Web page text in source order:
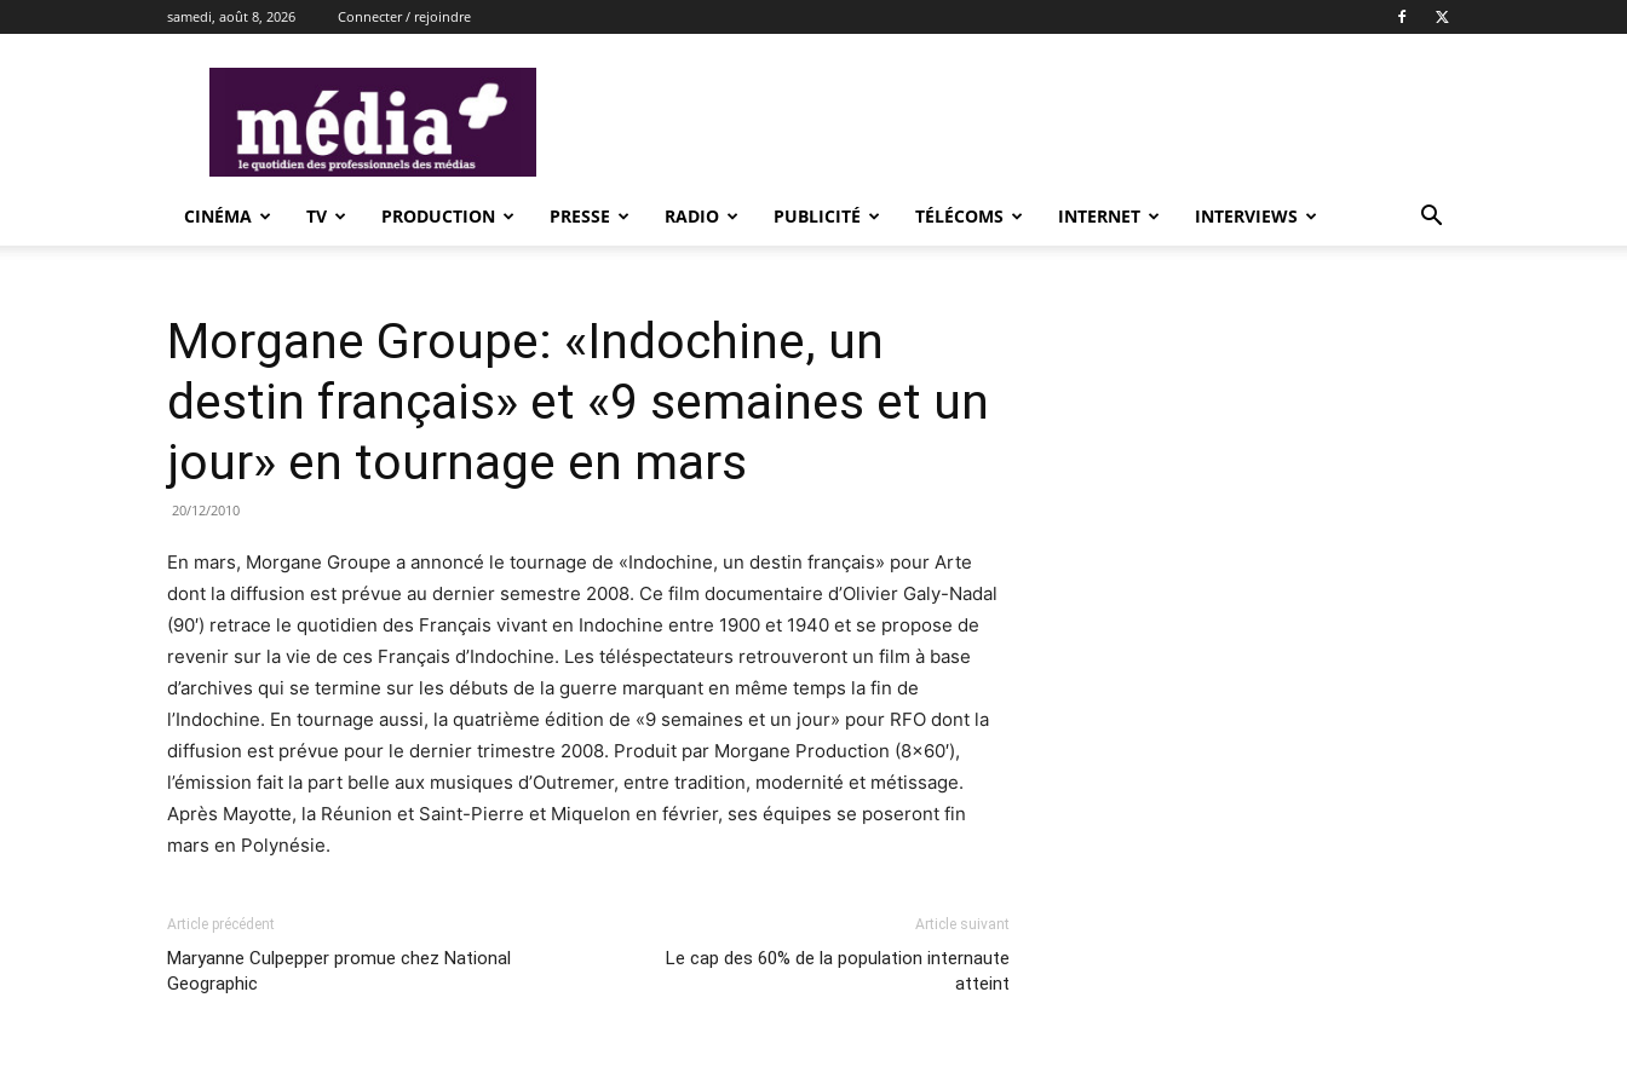
samedi, août 8, 2026 Connecter / rejoindre
CINÉMA TV PRODUCTION PRESSE RADIO PUBLICITÉ TÉLÉCOMS INTERNET INTERVIEWS
Morgane Groupe: «Indochine, un
destin français» et «9 semaines et un
jour» en tournage en mars
20/12/2010
En mars, Morgane Groupe a annoncé le tournage de «Indochine, un destin français» pour Arte
dont la diffusion est prévue au dernier semestre 2008. Ce film documentaire d’Olivier Galy-Nadal
(90′) retrace le quotidien des Français vivant en Indochine entre 1900 et 1940 et se propose de
revenir sur la vie de ces Français d’Indochine. Les téléspectateurs retrouveront un film à base
d’archives qui se termine sur les débuts de la guerre marquant en même temps la fin de
l’Indochine. En tournage aussi, la quatrième édition de «9 semaines et un jour» pour RFO dont la
diffusion est prévue pour le dernier trimestre 2008. Produit par Morgane Production (8×60′),
l’émission fait la part belle aux musiques d’Outremer, entre tradition, modernité et métissage.
Après Mayotte, la Réunion et Saint-Pierre et Miquelon en février, ses équipes se poseront fin
mars en Polynésie.
Article précédent
Maryanne Culpepper promue chez National
Geographic
Article suivant
Le cap des 60% de la population internaute
atteint